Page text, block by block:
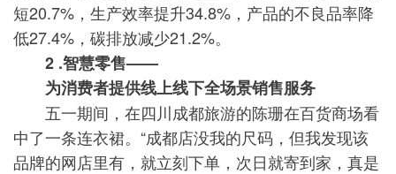
短20.7%，生产效率提升34.8%，产品的不良品率降
低27.4%，碳排放减少21.2%。
2 .智慧零售——
为消费者提供线上线下全场景销售服务
五一期间，在四川成都旅游的陈珊在百货商场看
中了一条连衣裙。“成都店没我的尺码，但我发现该
品牌的网店里有，就立刻下单，次日就寄到家，真是